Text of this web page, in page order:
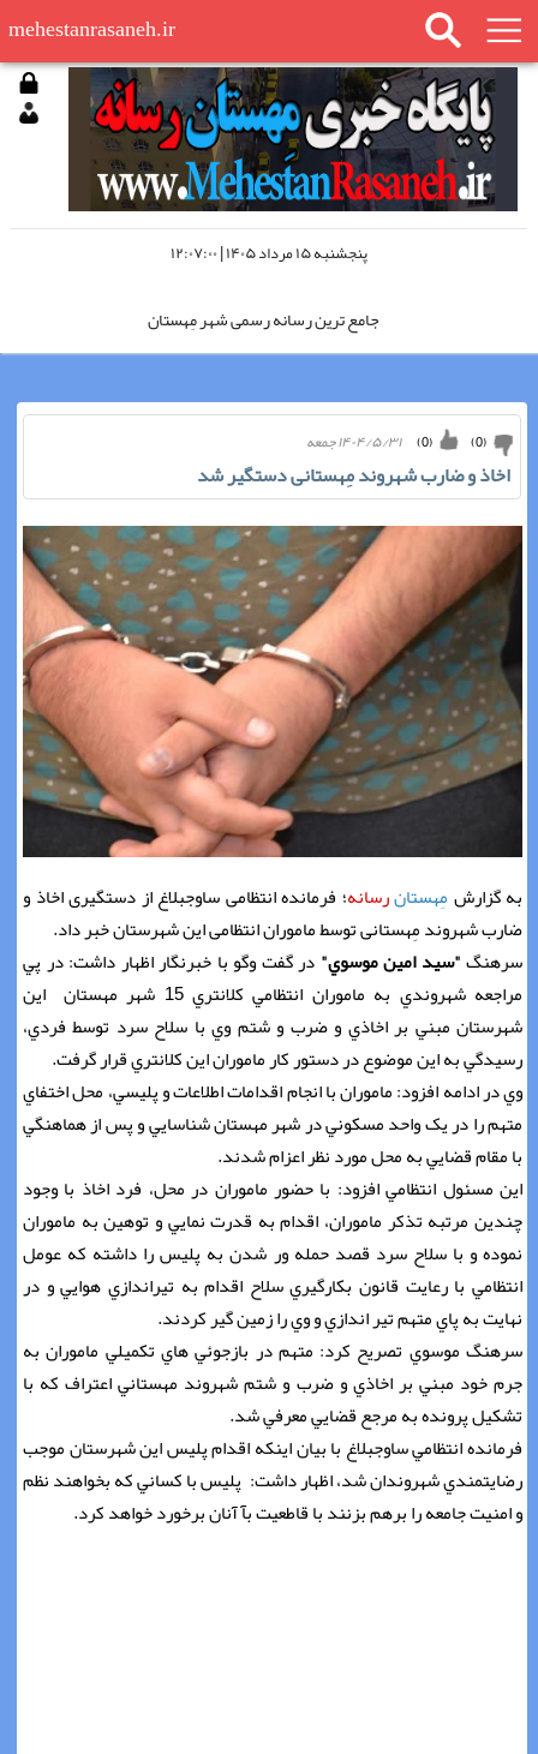
mehestanrasaneh.ir
پنجشنبه ۱۵ مرداد ۱۴۰۵ | ۱۲:۰۷:۰۰
جامع ترین رسانه رسمی شهر مِهستان
مِهستان رسانه؛ «چشم سوم شهر»۱۴۰۴/۵/۳۱ جمعه (
0
) (
0
)
اخاذ و ضارب شهروند مِهستانی دستگير شد
به گزارش مِهستانرسانه
؛ فرمانده انتظامی ساوجبلاغ از دستگيری اخاذ‎ ‎و
ضارب شهروند مِهستانی توسط ماموران ‏انتظامی اين شهرستان خبر داد.‏‎ ‎
سرهنگ"سيد امين موسوي" در گفت وگو با خبرنگار اظهار داشت: در پي
مراجعه شهروندي به ماموران انتظامي کلانتري 15 شهر مهستان اين
شهرستان مبني بر اخاذي و ضرب و شتم وي با سلاح سرد توسط فردي،
رسيدگي به اين موضوع در دستور کار ماموران اين کلانتري قرار گرفت.
وي در ادامه افزود: ماموران با انجام اقدامات اطلاعات و پليسي، محل اختفاي
متهم را در يک واحد مسکوني در شهر مهستان شناسايي و پس از هماهنگي
با مقام قضايي به محل مورد نظر اعزام شدند.
اين مسئول انتظامي افزود: با حضور ماموران در محل، فرد اخاذ با وجود
چندين مرتبه تذکر ماموران، اقدام به قدرت نمايي و توهين به ماموران
نموده و با سلاح سرد قصد حمله ور شدن به پليس را داشته که عومل
انتظامي با رعايت قانون بکارگيري سلاح اقدام به تيراندازي هوايي و در
نهايت به پاي متهم تير اندازي و وي را زمين گير کردند.
سرهنگ موسوي تصريح کرد: متهم در بازجوئي هاي تکميلي ماموران به
جرم خود مبني بر اخاذي و ضرب و شتم شهروند مهستاني اعتراف که با
تشکيل پرونده به مرجع قضايي معرفي شد.
فرمانده انتظامي ساوجبلاغ با بيان اينکه اقدام پليس اين شهرستان موجب
رضايتمندي شهروندان شد، اظهار داشت: پليس با کساني که بخواهند نظم
و امنيت جامعه را برهم بزنند با قاطعيت بآ آنان برخورد خواهد کرد.